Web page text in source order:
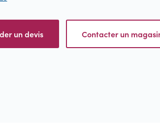
un devis Contacter un